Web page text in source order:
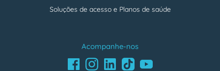
Soluções de acesso e Planos de saúde
Acompanhe-nos
FacebookInstagramLinkedInTikTokYoutube